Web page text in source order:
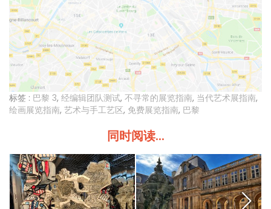
标签 : 巴黎 3, 经编辑团队测试, 不寻常的展览指南, 当代艺术展指南,
绘画展览指南, 艺术与手工艺区, 免费展览指南, 巴黎
同时阅读...